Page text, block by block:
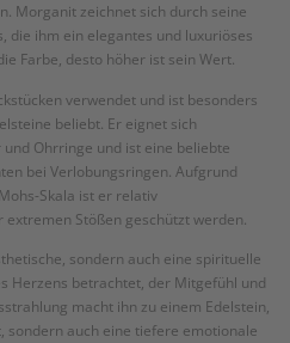
Morganit zeichnet sich durch seine
die ihm ein elegantes und luxuriöses
Farbe, desto höher ist sein Wert.
verwendet und ist besonders
beliebt. Er eignet sich
Ohrringe und ist eine beliebte
bei Verlobungsringen. Aufgrund
Skala ist er relativ
Stößen geschützt werden.
sondern auch eine spirituelle
Herzens betrachtet, der Mitgefühl und
macht ihn zu einem Edelstein,
sondern auch eine tiefere emotionale